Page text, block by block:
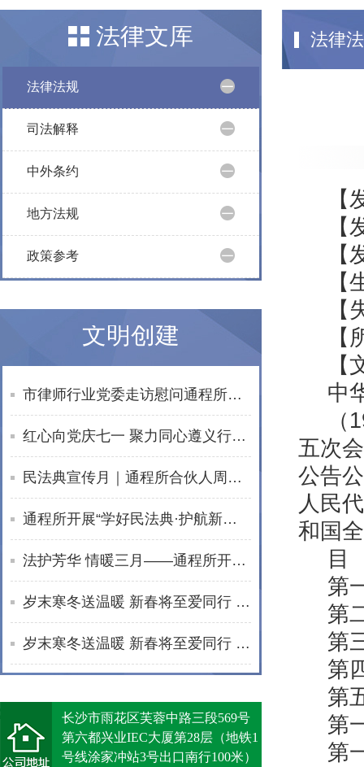
法律文库
法律法规
司法解释
中外条约
地方法规
政策参考
文明创建
市律师行业党委走访慰问通程所老党员文星民律师
红心向党庆七一 聚力同心遵义行——湖南通程律师事务所党总支赴遵义开展红色教育活动
民法典宣传月｜通程所合伙人周波开展普法宣讲活动
通程所开展“学好民法典·护航新生活”普法进社区活动
法护芳华 情暖三月——通程所开展2026年“三八维权周”普法宣传活动纪实
岁末寒冬送温暖 新春将至爱同行 | 通程“小蓓蕾”公益项目2025年走访纪实
岁末寒冬送温暖 新春将至爱同行 | 通程“小蓓蕾”公益项目2025年走访纪实
长沙市雨花区芙蓉中路三段569号
第六都兴业IEC大厦第28层（地铁1
号线涂家冲站3号出口南行100米）
法律
中
五次
公告
人民
和国
目
第
第
第
第
第
第
第